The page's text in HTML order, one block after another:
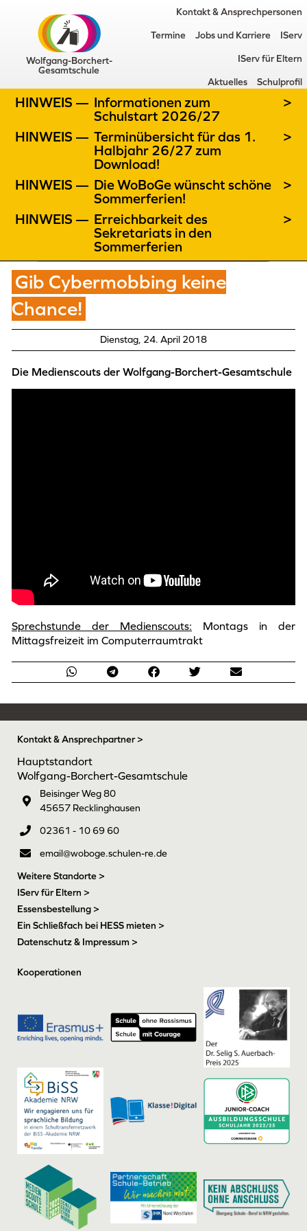
Wolfgang-Borchert-
Gesamtschule
Kontakt & Ansprechpersonen
Termine Jobs und Karriere IServ
IServ für Eltern
Aktuelles Schulprofil
HINWEIS — Informationen zum
Schulstart 2026/27
>
HINWEIS — Terminübersicht für das 1.
Halbjahr 26/27 zum
Download!
>
HINWEIS — Die WoBoGe wünscht schöne
Sommerferien!
>
HINWEIS — Erreichbarkeit des
Sekretariats in den
Sommerferien
>
Gib Cybermobbing keine
Chance!
Dienstag, 24. April 2018
Die Medienscouts der Wolfgang-Borchert-Gesamtschule
Sprechstunde der Medienscouts: Montags in der
Mittagsfreizeit im Computerraumtrakt
Kontakt & Ansprechpartner >
Hauptstandort
Wolfgang-Borchert-Gesamtschule
Beisinger Weg 80
45657 Recklinghausen
02361 - 10 69 60
email@woboge.schulen-re.de
Weitere Standorte >
IServ für Eltern >
Essensbestellung >
Ein Schließfach bei HESS mieten >
Datenschutz & Impressum >
Kooperationen